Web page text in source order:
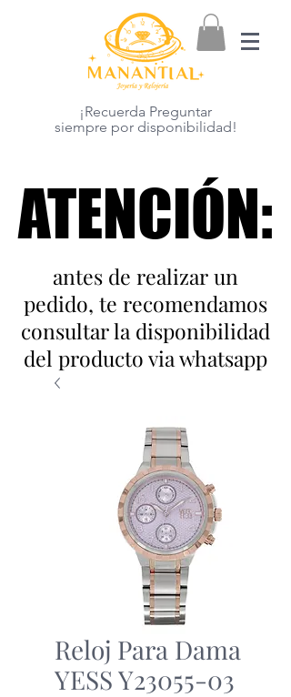
¡Recuerda Preguntar
siempre por disponibilidad!
ATENCIÓN:
ATENCIÓN:
antes de realizar un
pedido, te recomendamos
consultar la disponibilidad
del producto via whatsapp
Reloj Para Dama
YESS Y23055-03